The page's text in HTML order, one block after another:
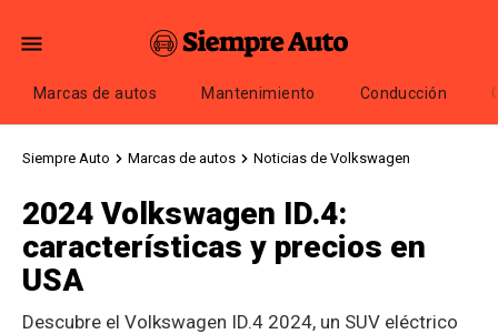
Marcas de autos Mantenimiento Conducción
Siempre Auto Marcas de autos Noticias de Volkswagen
2024 Volkswagen ID.4:
características y precios en
USA
Descubre el Volkswagen ID.4 2024, un SUV eléctrico